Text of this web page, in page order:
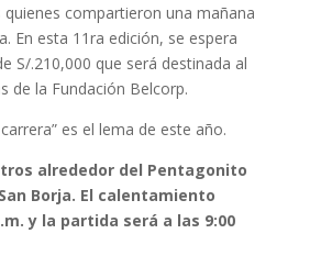
quienes compartieron una mañana
En esta 11ra edición, se espera
S/.210,000 que será destinada al
de la Fundación Belcorp.
es el lema de este año.
alrededor del Pentagonito
Borja. El calentamiento
y la partida será a las 9:00